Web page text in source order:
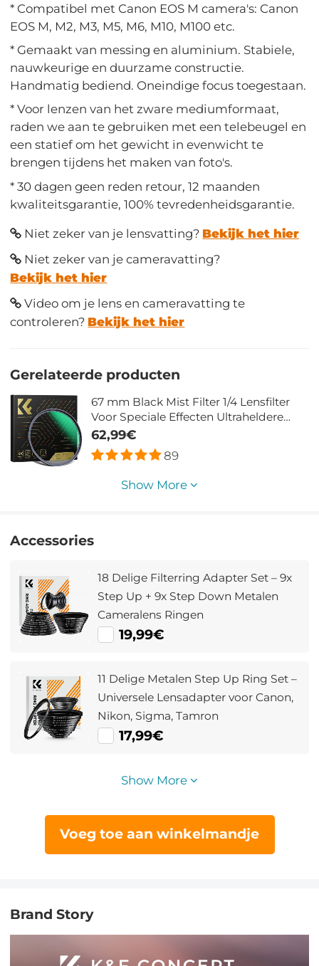
* Compatibel met Canon EOS M camera's: Canon
EOS M, M2, M3, M5, M6, M10, M100 etc.
* Gemaakt van messing en aluminium. Stabiele,
nauwkeurige en duurzame constructie.
Handmatig bediend. Oneindige focus toegestaan.
* Voor lenzen van het zware mediumformaat,
raden we aan te gebruiken met een telebeugel en
een statief om het gewicht in evenwicht te
brengen tijdens het maken van foto's.
* 30 dagen geen reden retour, 12 maanden
kwaliteitsgarantie, 100% tevredenheidsgarantie.
Niet zeker van je lensvatting? Bekijk het hier
Niet zeker van je cameravatting?
Bekijk het hier
Video om je lens en cameravatting te
controleren? Bekijk het hier
Gerelateerde producten
67 mm Black Mist Filter 1/4 Lensfilter
Voor Speciale Effecten Ultraheldere
Meerlaagse Coating Waterdicht
Krasbestendig En Antireflecterend
Nano Xcel Serie
62,99€
89
Show More
Accessories
18 Delige Filterring Adapter Set – 9x
Step Up + 9x Step Down Metalen
Cameralens Ringen
19,99€
11 Delige Metalen Step Up Ring Set –
Universele Lensadapter voor Canon,
Nikon, Sigma, Tamron
17,99€
Show More
Voeg toe aan winkelmandje
Brand Story